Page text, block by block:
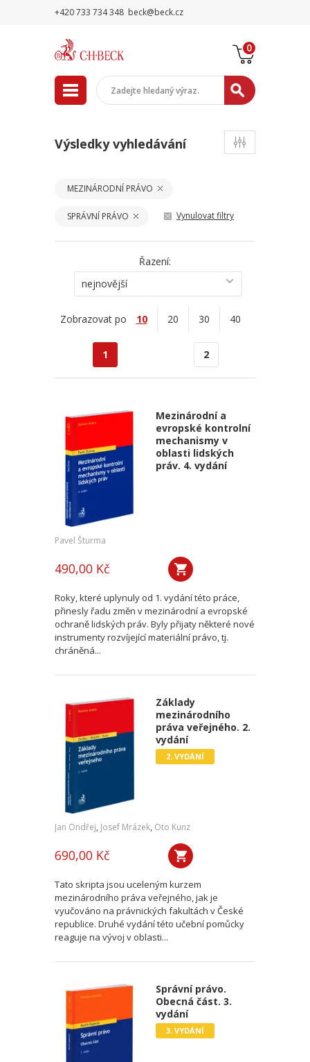
+420 733 734 348 beck@beck.cz
0
Výsledky vyhledávání
MEZINÁRODNÍ PRÁVO
SPRÁVNÍ PRÁVO Vynulovat filtry
Řazení:
nejnovější
Zobrazovat po 10 20 30 40
1 2
Mezinárodní a
evropské kontrolní
mechanismy v
oblasti lidských
práv. 4. vydání
Pavel Šturma
490,00 Kč
Roky, které uplynuly od 1. vydání této práce,
přinesly řadu změn v mezinárodní a evropské
ochraně lidských práv. Byly přijaty některé nové
instrumenty rozvíjející materiální právo, tj.
chráněná...
Základy
mezinárodního
práva veřejného. 2.
vydání
2. VYDÁNÍ
Jan Ondřej, Josef Mrázek, Oto Kunz
690,00 Kč
Tato skripta jsou uceleným kurzem
mezinárodního práva veřejného, jak je
vyučováno na právnických fakultách v České
republice. Druhé vydání této učební pomůcky
reaguje na vývoj v oblasti...
Správní právo.
Obecná část. 3.
vydání
3. VYDÁNÍ